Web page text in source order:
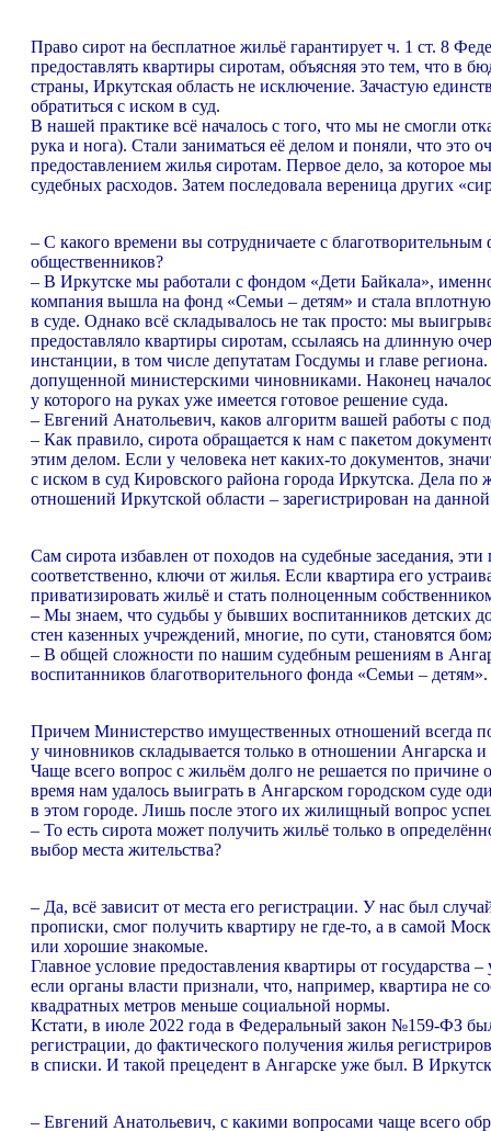
Право сирот на бесплатное жильё гарантирует ч. 1 ст. 8
предоставлять квартиры сиротам, объясняя это тем, что в
страны, Иркутская область не исключение. Зачастую
обратиться с иском в суд.
В нашей практике всё началось с того, что мы не смогли
рука и нога). Стали заниматься её делом и поняли, что это
предоставлением жилья сиротам. Первое дело, за которое
судебных расходов. Затем последовала вереница других
– С какого времени вы сотрудничаете с
общественников?
– В Иркутске мы работали с фондом «Дети Байкала»,
компания вышла на фонд «Семьи – детям» и стала
в суде. Однако всё складывалось не так просто: мы
предоставляло квартиры сиротам, ссылаясь на длинную
инстанции, в том числе депутатам Госдумы и главе
допущенной министерскими чиновниками. Наконец
у которого на руках уже имеется готовое решение суда.
– Евгений Анатольевич, каков алгоритм вашей работы с
– Как правило, сирота обращается к нам с пакетом
этим делом. Если у человека нет каких-то документов,
с иском в суд Кировского района города Иркутска. Дела
отношений Иркутской области – зарегистрирован на
Сам сирота избавлен от походов на судебные заседания,
соответственно, ключи от жилья. Если квартира его
приватизировать жильё и стать полноценным
– Мы знаем, что судьбы у бывших воспитанников детских
стен казенных учреждений, многие, по сути, становятся
– В общей сложности по нашим судебным решениям в
воспитанников благотворительного фонда «Семьи – детям».
Причем Министерство имущественных отношений всегда
у чиновников складывается только в отношении Ангарска
Чаще всего вопрос с жильём долго не решается по причине
время нам удалось выиграть в Ангарском городском суде
в этом городе. Лишь после этого их жилищный вопрос
– То есть сирота может получить жильё только в
выбор места жительства?
– Да, всё зависит от места его регистрации. У нас был
прописки, смог получить квартиру не где-то, а в самой
или хорошие знакомые.
Главное условие предоставления квартиры от
если органы власти признали, что, например, квартира не
квадратных метров меньше социальной нормы.
Кстати, в июле 2022 года в Федеральный закон №159-ФЗ
регистрации, до фактического получения жилья
в списки. И такой прецедент в Ангарске уже был. В
– Евгений Анатольевич, с какими вопросами чаще всего